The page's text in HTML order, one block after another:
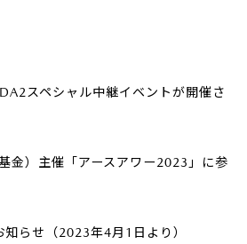
スペシャル中継イベントが開催さ
金）主催「アースアワー2023」に参
らせ（2023年4月1日より）